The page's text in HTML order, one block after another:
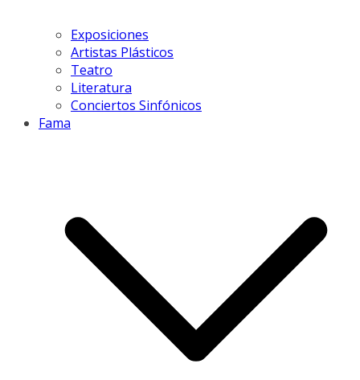
Exposiciones
Artistas Plásticos
Teatro
Literatura
Conciertos Sinfónicos
Fama